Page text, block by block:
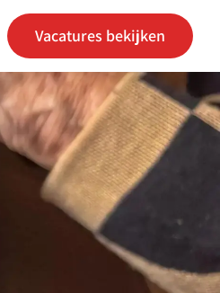
Vacatures bekijken